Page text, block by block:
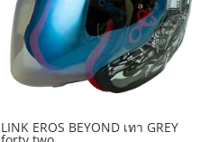
LINK EROS BEYOND เทา GREY